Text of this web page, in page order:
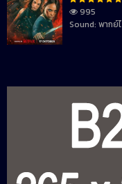
995
Sound: พากย์